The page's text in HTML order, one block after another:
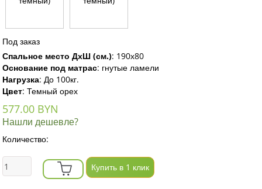
Под заказ
Спальное место ДхШ (см.): 190х80
Основание под матрас: гнутые ламели
Нагрузка: До 100кг.
Цвет: Темный орех
577.00 BYN
Нашли дешевле?
Количество:
Купить в 1 клик